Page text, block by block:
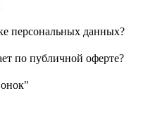
персональных данных?
по публичной оферте?